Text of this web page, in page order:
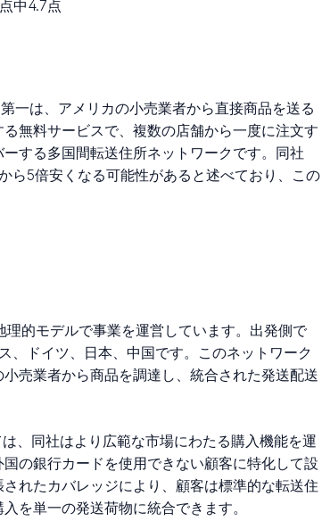
中4.7点
一は、アメリカの小売業者から直接商品を送る
無料サービスで、複数の店舗から一度に注文す
する多国間転送住所ネットワークです。同社
ら5倍安くなる可能性があると述べており、この
的モデルで事業を運営しています。出発側で
、ドイツ、日本、中国です。このネットワーク
売業者から商品を調達し、統合された発送配送
、同社はより広範な市場にわたる購入機能を運
の銀行カードを使用できない顧客に特化して設
れたカバレッジにより、顧客は標準的な転送住
を単一の発送荷物に統合できます。